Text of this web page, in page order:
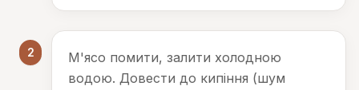
2
М'ясо помити, залити холодною
водою. Довести до кипіння (шум